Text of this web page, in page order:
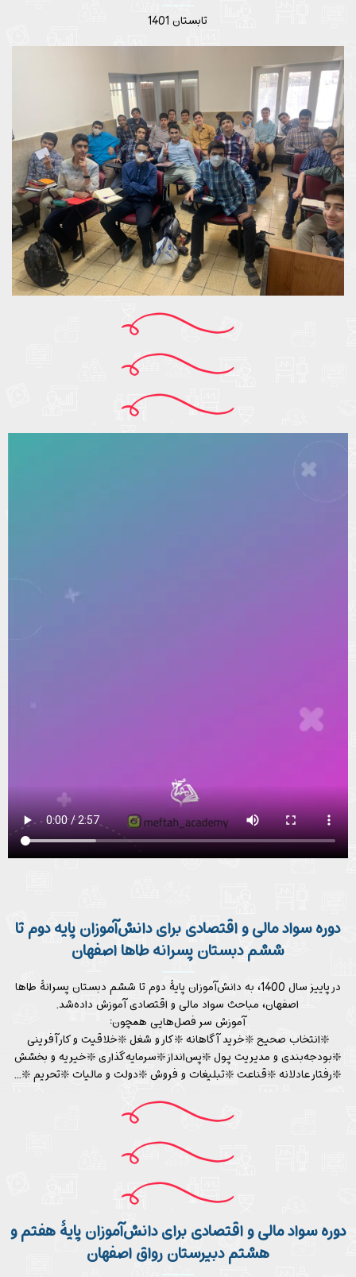
تابستان 1401
دوره سواد مالی و اقتصادی برای دانش‌آموزان پایه دوم تا
ششم دبستان پسرانه طاها اصفهان
در پاییز سال 1400، به دانش‌آموزان پایۀ دوم تا ششم دبستان پسرانۀ طاها
اصفهان، مباحث سواد مالی و اقتصادی آموزش داده‌شد.
آموزش سر فصل‌هایی همچون:
❇️انتخاب صحیح ❇️خرید آگاهانه ❇️کار و شغل ❇️خلاقیت و کارآفرینی
❇️بودجه‌بندی و مدیریت پول ❇️پس‌انداز ❇️سرمایه‌گذاری ❇️خیریه و بخشش
❇️رفتار عادلانه ❇️قناعت ❇️تبلیغات و فروش ❇️دولت و مالیات ❇️تحریم ❇️...
دوره سواد مالی و اقتصادی برای دانش‌آموزان پایۀ هفتم و
هشتم دبیرستان رواق اصفهان